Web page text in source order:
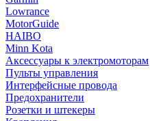
Lowrance
MotorGuide
HAIBO
Minn Kota
Аксессуары к электромоторам
Пульты управления
Интерфейсные провода
Предохранители
Розетки и штекеры